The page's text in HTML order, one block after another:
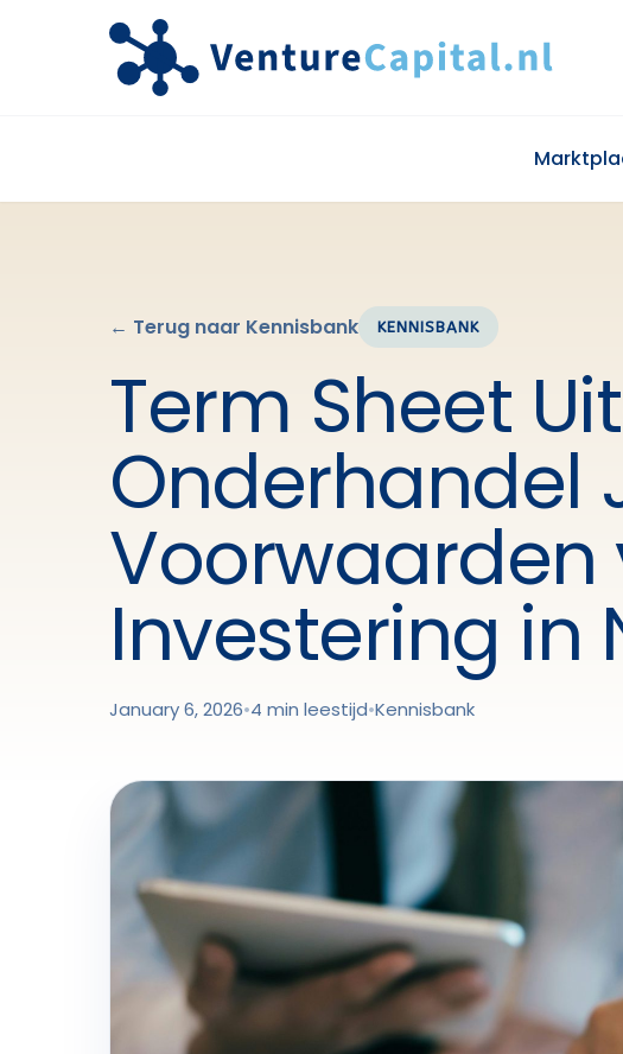
← Terug naar Kennisbank KENNISBANK
Term Sheet
Onderhandel
Voorwaarden
Investering in
January 6, 2026•4 min leestijd•Kennisbank